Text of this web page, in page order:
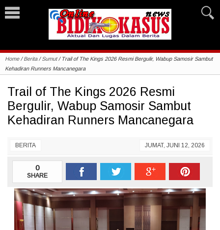
Home/Berita/Sumut/ Trail of The Kings 2026 Resmi Bergulir, Wabup Samosir Sambut
Kehadiran Runners Mancanegara
Trail of The Kings 2026 Resmi
Bergulir, Wabup Samosir Sambut
Kehadiran Runners Mancanegara
BERITA JUMAT, JUNI 12, 2026
0
SHARE